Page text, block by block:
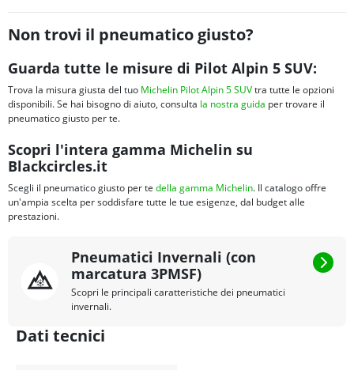
Non trovi il pneumatico giusto?
Guarda tutte le misure di Pilot Alpin 5 SUV:
Trova la misura giusta del tuo Michelin Pilot Alpin 5 SUVtra tutte le opzioni
disponibili. Se hai bisogno di aiuto, consulta la nostra guida per trovare il
pneumatico giusto per te.
Scopri l'intera gamma Michelin su
Blackcircles.it
Scegli il pneumatico giusto per te della gamma Michelin. Il catalogo offre
un'ampia scelta per soddisfare tutte le tue esigenze, dal budget alle
prestazioni.
Pneumatici Invernali (con
marcatura 3PMSF)
Scopri le principali caratteristiche dei pneumatici
invernali.
Dati tecnici